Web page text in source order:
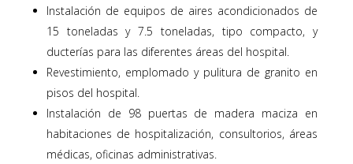
Instalación de equipos de aires acondicionados de
15 toneladas y 7.5 toneladas, tipo compacto, y
ducterías para las diferentes áreas del hospital.
Revestimiento, emplomado y pulitura de granito en
pisos del hospital.
Instalación de 98 puertas de madera maciza en
habitaciones de hospitalización, consultorios, áreas
médicas, oficinas administrativas.